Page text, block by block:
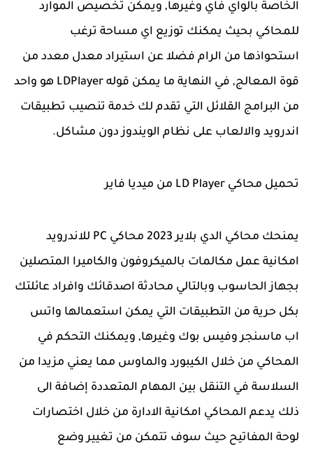
الخاصة بالواي فاي وغيرها, ويمكن تخصيص الموارد
للمحاكي بحيث يمكنك توزيع اي مساحة ترغب
استحواذها من الرام فضلا عن استيراد معدل معدد من
قوة المعالج, في النهاية ما يمكن قوله LDPlayer هو واحد
من البرامج القلائل التي تقدم لك خدمة تنصيب تطبيقات
اندرويد والالعاب على نظام الويندوز دون مشاكل.
تحميل محاكي LD Player من ميديا فاير
يمنحك محاكي الدي بلاير 2023 محاكي PC للاندرويد
امكانية عمل مكالمات بالميكروفون والكاميرا المتصلين
بجهاز الحاسوب وبالتالي محادثة اصدقائك وافراد عائلتك
بكل حرية من التطبيقات التي يمكن استعمالها واتس
اب ماسنجر وفيس بوك وغيرها, ويمكنك التحكم في
المحاكي من خلال الكيبورد والماوس مما يعني مزيدا من
السلاسة في التنقل بين المهام المتعددة إضافة الى
ذلك يدعم المحاكي امكانية الادارة من خلال اختصارات
لوحة المفاتيح حيث سوف تتمكن من تغيير وضع